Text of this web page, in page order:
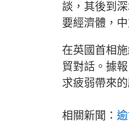
談，其後到
要經濟體，
在英國首相
貿對話。據
求疲弱帶來的
相關新聞：